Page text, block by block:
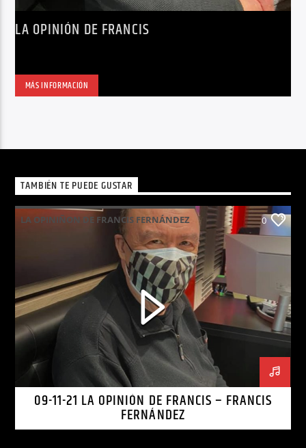
LA OPINIÓN DE FRANCIS
MÁS INFORMACIÓN
TAMBIÉN TE PUEDE GUSTAR
LA OPINIÑON DE FRANCIS FERNÁNDEZ 0
09-11-21 LA OPINIÓN DE FRANCIS – FRANCIS
FERNÁNDEZ